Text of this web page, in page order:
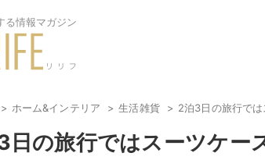
る情報マガジン
ホーム&インテリア 生活雑貨 2泊3日の旅行で
日の旅行ではスーツケー